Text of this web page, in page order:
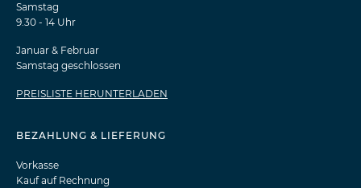
Samstag
9.30 - 14 Uhr
Januar & Februar
Samstag geschlossen
PREISLISTE HERUNTERLADEN
BEZAHLUNG & LIEFERUNG
Vorkasse
Kauf auf Rechnung